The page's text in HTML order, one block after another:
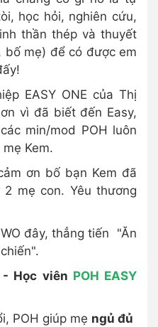
học hỏi, nghiên cứu,
thần thép và thuyết
bố mẹ) để có được em
EASY ONE của Thị
vì đã biết đến Easy,
min/mod POH luôn
Kem.
ơn bố bạn Kem đã
mẹ con. Yêu thương
đây, thẳng tiến "Ăn
- Học viên POH EASY
POH giúp mẹ ngủ đủ